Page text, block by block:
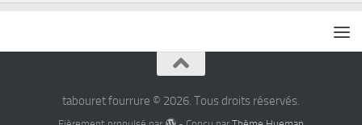
tabouret fourrure © 2026. Tous droits réservés.